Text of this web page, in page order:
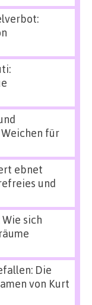
für
ebnet
und
sich
Die
von Kurt